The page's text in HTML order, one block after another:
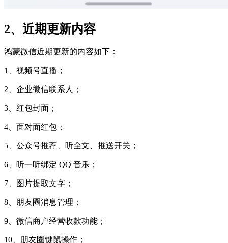
2、近期更新内容
鸿蒙微信近期更新的内容如下：
1、视频号直播；
2、企业微信联系人；
3、红包封面；
4、面对面红包；
5、公众号推荐、听全文、推送开关；
6、听一听绑定 QQ 音乐；
7、图片提取文字；
8、朋友圈消息管理；
9、微信商户经营收款功能；
10、朋友圈键鼠操作；